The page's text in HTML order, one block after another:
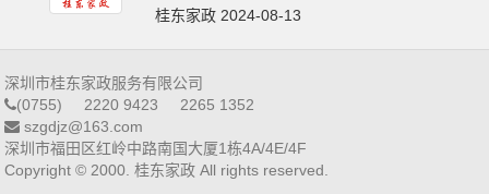
桂东家政 2024-08-13
深圳市桂东家政服务有限公司
(0755) 2220 9423 2265 1352
szgdjz@163.com
深圳市福田区红岭中路南国大厦1栋4A/4E/4F
Copyright © 2000. 桂东家政 All rights reserved.